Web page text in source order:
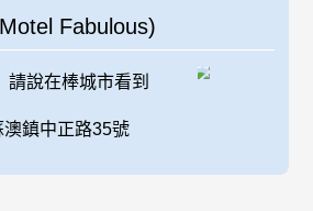
Fabulous)
請說在棒城市看到
鎮中正路35號